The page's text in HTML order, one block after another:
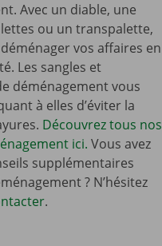
Avec un diable, une
ou un transpalette,
vos affaires en
Les sangles et
déménagement vous
à elles d’éviter la
Découvrez tous nos
ici. Vous avez
supplémentaires
? N’hésitez
.